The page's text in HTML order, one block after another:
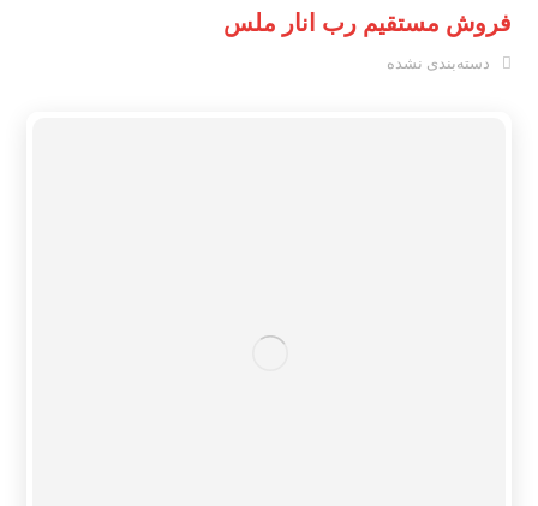
فروش مستقیم رب انار ملس
دسته‌بندی نشده